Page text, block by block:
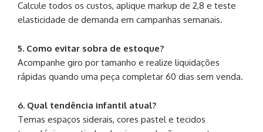
Calcule todos os custos, aplique markup de 2,8 e teste
elasticidade de demanda em campanhas semanais.
5. Como evitar sobra de estoque?
Acompanhe giro por tamanho e realize liquidações
rápidas quando uma peça completar 60 dias sem venda.
6. Qual tendência infantil atual?
Temas espaços siderais, cores pastel e tecidos